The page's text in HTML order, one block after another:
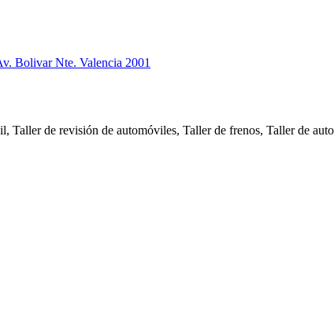
Bolivar Nte. Valencia 2001
Taller de revisión de automóviles, Taller de frenos, Taller de